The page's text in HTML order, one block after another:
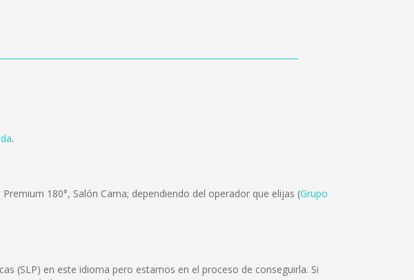
.
180°, Salón Cama; dependiendo del operador que elijas (Grupo
(SLP) en este idioma pero estamos en el proceso de conseguirla. Si